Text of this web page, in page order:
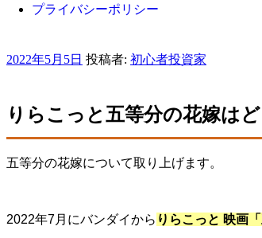
プライバシーポリシー
投
2022年5月5日 投稿者: 初心者投資家
りらこっと五等分の花嫁は
五等分の花嫁について取り上げます。
2022年7月にバンダイから りらこっと 映画